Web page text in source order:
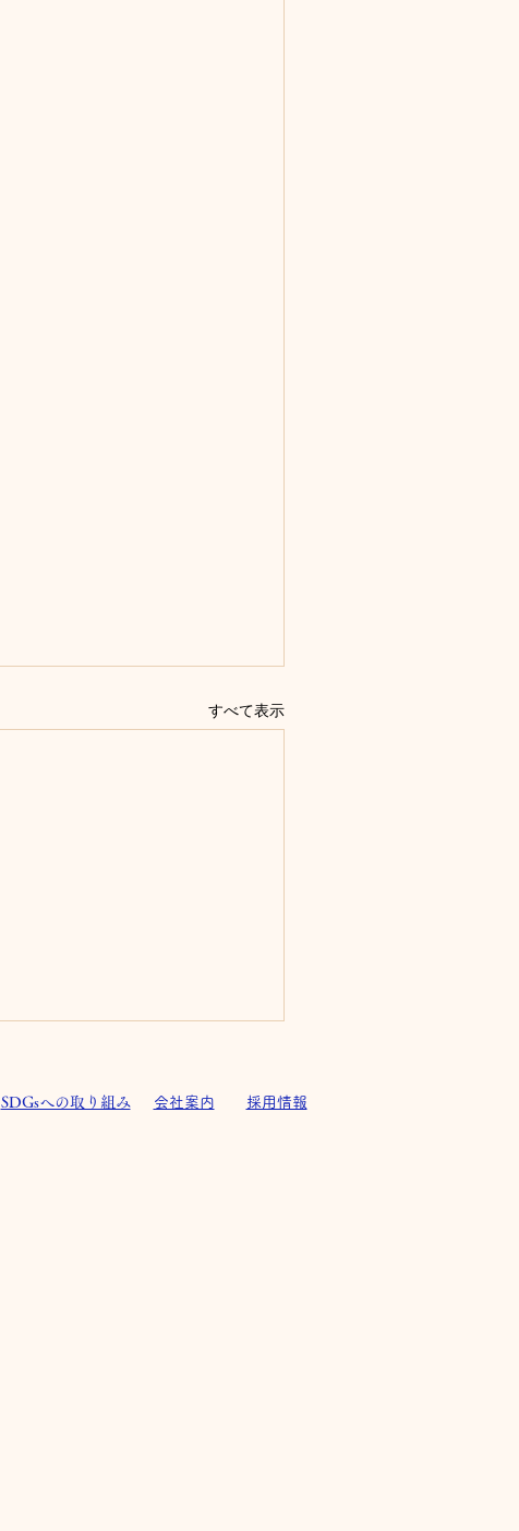
すべて表示
SDGsへの取り組み 会社案内 採用情報